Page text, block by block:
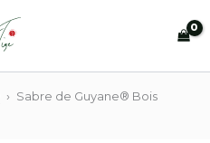
› Sabre de Guyane® Bois